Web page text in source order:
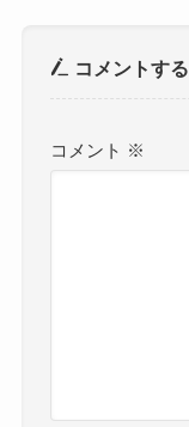
コメントする
コメント ※